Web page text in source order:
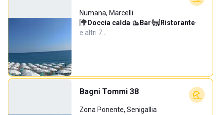
Numana, Marcelli
Doccia calda· Bar· Ristorante·
e altri 7…
Bagni Tommi 38
Zona Ponente, Senigallia